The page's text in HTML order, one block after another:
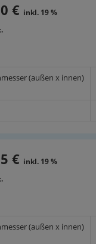
€ inkl. 19 %
(außen x innen)
€ inkl. 19 %
(außen x innen)